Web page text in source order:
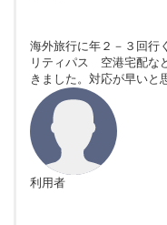
海外旅行に年２－３回行
リティパス 空港宅配な
きました。対応が早いと
利用者